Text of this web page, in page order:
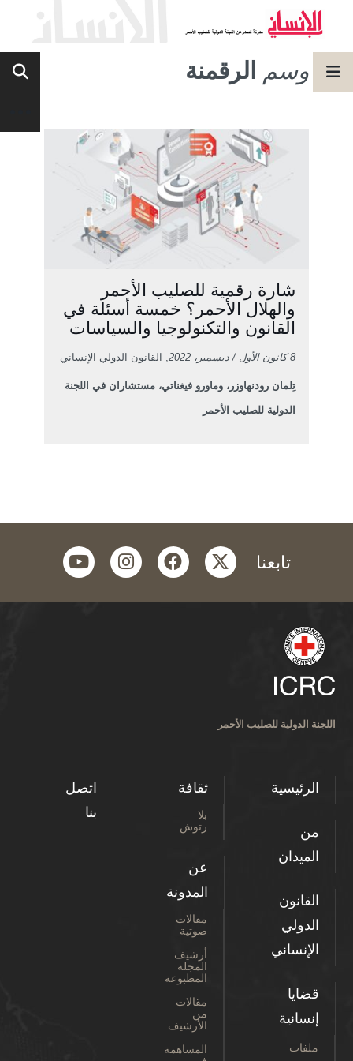
وسم الرقمنة
شارة رقمية للصليب الأحمر
والهلال الأحمر؟ خمسة أسئلة في
القانون والتكنولوجيا والسياسات
8 كانون الأول / ديسمبر، 2022 , القانون الدولي الإنساني
تِلمان رودنهاوزر، وماورو فيغناتي، مستشاران في اللجنة
الدولية للصليب الأحمر
تابعنا twitter
facebook
instagram
youtube
اللجنة الدولية للصليب الأحمر
الرئيسية
من
الميدان
القانون
الدولي
الإنساني
قضايا
إنسانية
ملفات
ثقافة
بلا
رتوش
عن
المدونة
مقالات
صوتية
أرشيف
المجلة
المطبوعة
مقالات
من
الأرشيف
المساهمة
اتصل
بنا